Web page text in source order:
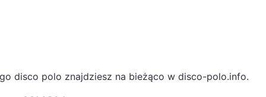
disco polo znajdziesz na bieżąco w disco-polo.info.